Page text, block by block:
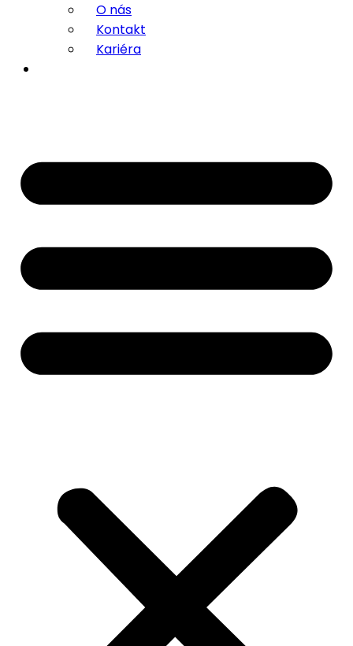
O nás
Kontakt
Kariéra